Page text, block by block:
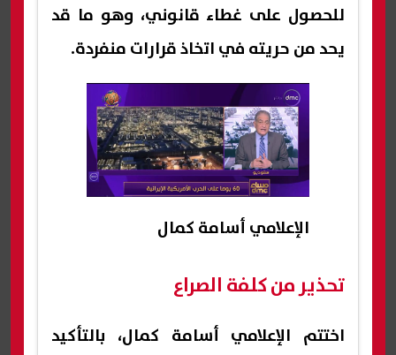
للحصول على غطاء قانوني، وهو ما قد
يحد من حريته في اتخاذ قرارات منفردة.
الإعلامي أسامة كمال
تحذير من كلفة الصراع
اختتم الإعلامي أسامة كمال، بالتأكيد